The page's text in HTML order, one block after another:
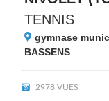
TENNIS
gymnase
BASSENS
2978 VUES